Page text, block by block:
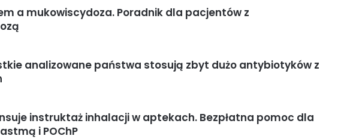
a mukowiscydoza. Poradnik dla pacjentów z
analizowane państwa stosują zbyt dużo antybiotyków z
instruktaż inhalacji w aptekach. Bezpłatna pomoc dla
i POChP